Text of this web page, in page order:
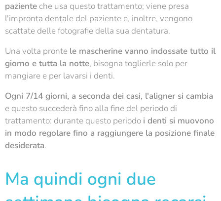
paziente che usa questo trattamento; viene presa
l'impronta dentale del paziente e, inoltre, vengono
scattate delle fotografie della sua dentatura.
Una volta pronte le mascherine vanno indossate tutto il
giorno e tutta la notte, bisogna toglierle solo per
mangiare e per lavarsi i denti.
Ogni 7/14 giorni, a seconda dei casi, l'aligner si cambia
e questo succederà fino alla fine del periodo di
trattamento: durante questo periodo i denti si muovono
in modo regolare fino a raggiungere la posizione finale
desiderata.
Ma quindi ogni due